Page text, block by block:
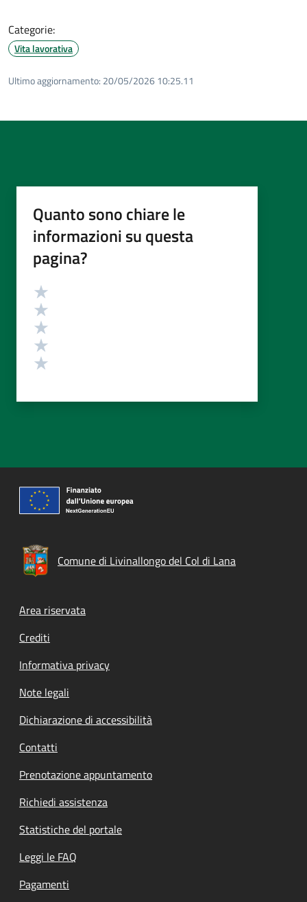
Categorie:
Vita lavorativa
Ultimo aggiornamento: 20/05/2026 10:25.11
Quanto sono chiare le
informazioni su questa
pagina?
Valutazione
Comune di Livinallongo del Col di Lana
Footer menu
Area riservata
Crediti
Informativa privacy
Note legali
Dichiarazione di accessibilità
Contatti
Prenotazione appuntamento
Richiedi assistenza
Statistiche del portale
Leggi le FAQ
Pagamenti